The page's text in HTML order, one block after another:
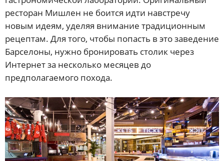
ресторан Мишлен не боится идти навстречу
новым идеям, уделяя внимание традиционным
рецептам. Для того, чтобы попасть в это заведение
Барселоны, нужно бронировать столик через
Интернет за несколько месяцев до
предполагаемого похода.